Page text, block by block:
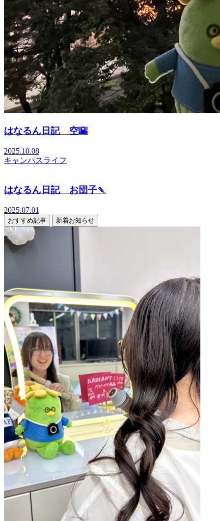
はなるん日記 空🌇
2025.10.08
キャンパスライフ
はなるん日記 お団子🍡
2025.07.01
おすすめ記事 新着お知らせ